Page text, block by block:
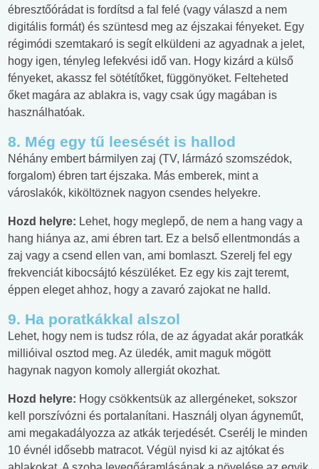
ébresztőórádat is fordítsd a fal felé (vagy válaszd a nem
digitális formát) és szüntesd meg az éjszakai fényeket. Egy
régimódi szemtakaró is segít elküldeni az agyadnak a jelet,
hogy igen, tényleg lefekvési idő van. Hogy kizárd a külső
fényeket, akassz fel sötétítőket, függönyöket. Felteheted
őket magára az ablakra is, vagy csak úgy magában is
használhatóak.
8. Még egy tű leesését is hallod
Néhány embert bármilyen zaj (TV, lármázó szomszédok,
forgalom) ébren tart éjszaka. Más emberek, mint a
városlakók, kiköltöznek nagyon csendes helyekre.
Hozd helyre: Lehet, hogy meglepő, de nem a hang vagy a
hang hiánya az, ami ébren tart. Ez a belső ellentmondás a
zaj vagy a csend ellen van, ami bomlaszt. Szerelj fel egy
frekvenciát kibocsájtó készüléket. Ez egy kis zajt teremt,
éppen eleget ahhoz, hogy a zavaró zajokat ne halld.
9. Ha poratkákkal alszol
Lehet, hogy nem is tudsz róla, de az ágyadat akár poratkák
millióival osztod meg. Az üledék, amit maguk mögött
hagynak nagyon komoly allergiát okozhat.
Hozd helyre: Hogy csökkentsük az allergéneket, sokszor
kell porszívózni és portalanítani. Használj olyan ágyneműt,
ami megakadályozza az atkák terjedését. Cserélj le minden
10 évnél idősebb matracot. Végül nyisd ki az ajtókat és